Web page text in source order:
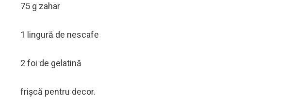
75 g zahar
1 lingură de nescafe
2 foi de gelatină
frișcă pentru decor.